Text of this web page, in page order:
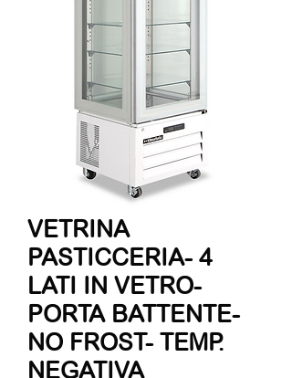
VETRINA
PASTICCERIA- 4
LATI IN VETRO-
PORTA BATTENTE-
NO FROST- TEMP.
NEGATIVA